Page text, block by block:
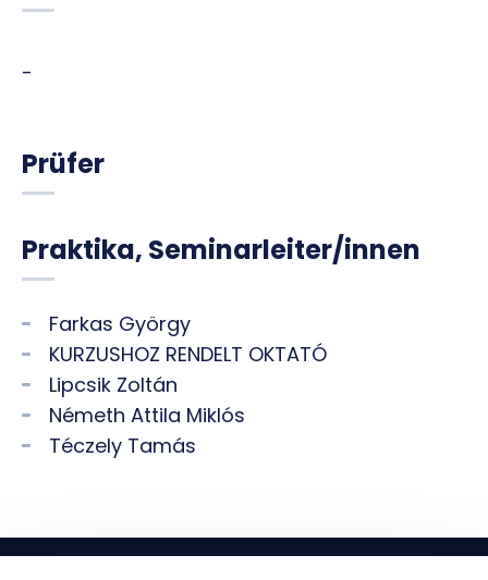
-
Prüfer
Praktika, Seminarleiter/innen
Farkas György
KURZUSHOZ RENDELT OKTATÓ
Lipcsik Zoltán
Németh Attila Miklós
Téczely Tamás